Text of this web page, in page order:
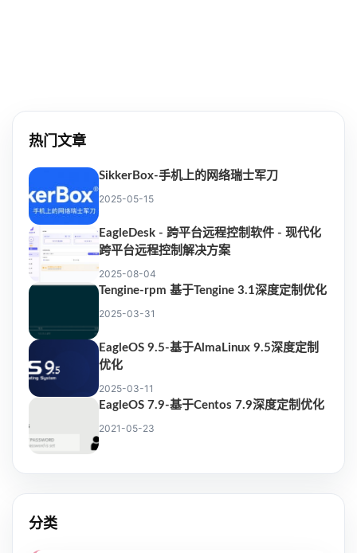
热门文章
SikkerBox-手机上的网络瑞士军刀
2025-05-15
EagleDesk - 跨平台远程控制软件 - 现代化
跨平台远程控制解决方案
2025-08-04
Tengine-rpm 基于Tengine 3.1深度定制优化
2025-03-31
EagleOS 9.5-基于AlmaLinux 9.5深度定制
优化
2025-03-11
EagleOS 7.9-基于Centos 7.9深度定制优化
2021-05-23
分类